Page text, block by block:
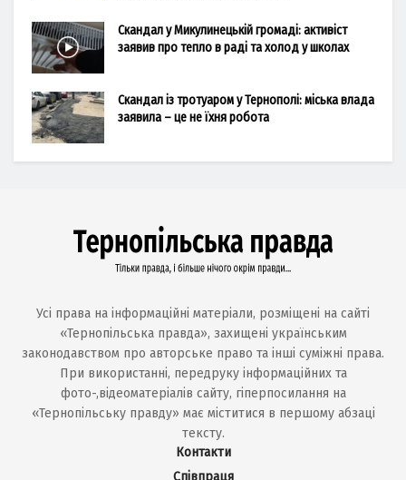
Скандал у Микулинецькій громаді: активіст
заявив про тепло в раді та холод у школах
Скандал із тротуаром у Тернополі: міська влада
заявила – це не їхня робота
Усі права на інформаційні матеріали, розміщені на сайті
«Тернопільська правда», захищені українським
законодавством про авторське право та інші суміжні права.
При використанні, передруку інформаційних та
фото-,відеоматеріалів сайту, гіперпосилання на
«Тернопільську правду» має міститися в першому абзаці
тексту.
Контакти